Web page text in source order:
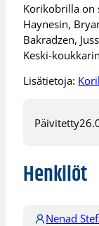
Korikobrilla on
Haynesin,
Bakradzen,
Keski-
Lisätietoja:
Päivitetty
Henkilöt
Nenad